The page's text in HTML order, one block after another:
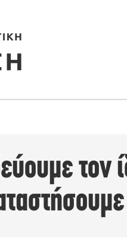
τον